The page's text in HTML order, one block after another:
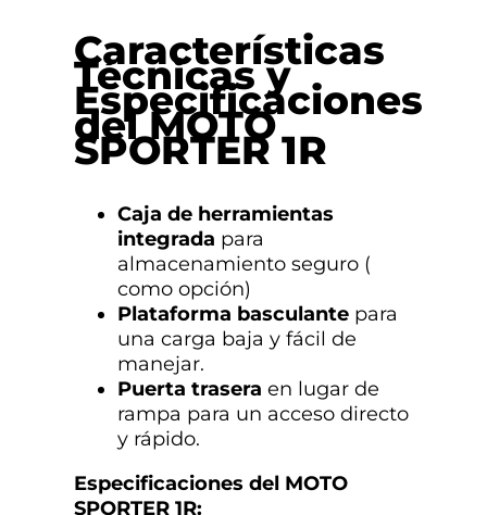
Características
Técnicas y
Especificaciones
del MOTO
SPORTER 1R
Caja de herramientas
integrada para
almacenamiento seguro (
como opción)
Plataforma basculante para
una carga baja y fácil de
manejar.
Puerta trasera en lugar de
rampa para un acceso directo
y rápido.
Especificaciones del MOTO
SPORTER 1R: